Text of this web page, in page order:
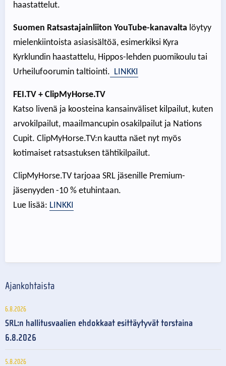
haastattelut.
Suomen Ratsastajainliiton YouTube-kanavalta löytyy
mielenkiintoista asiasisältöä, esimerkiksi Kyra
Kyrklundin haastattelu, Hippos-lehden puomikoulu tai
Urheilufoorumin taltiointi. LINKKI
FEI.TV + ClipMyHorse.TV
Katso livenä ja koosteina kansainväliset kilpailut, kuten
arvokilpailut, maailmancupin osakilpailut ja Nations
Cupit. ClipMyHorse.TV:n kautta näet nyt myös
kotimaiset ratsastuksen tähtikilpailut.
ClipMyHorse.TV tarjoaa SRL jäsenille Premium-
jäsenyyden -10 % etuhintaan.
Lue lisää: LINKKI
Ajankohtaista
6.8.2026
SRL:n hallitusvaalien ehdokkaat esittäytyvät torstaina
6.8.2026
5.8.2026